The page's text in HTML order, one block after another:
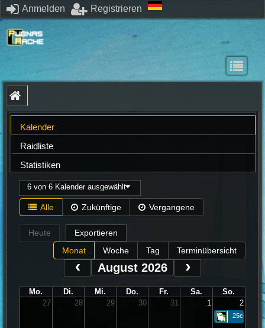
Anmelden Registrieren
Kalender
Raidliste
Statistiken
6 von 6 Kalender ausgewählt
Alle Zukünftige Vergangene
Heute
Exportieren
Monat
Woche Tag Terminübersicht
August 2026
Mo. Di. Mi. Do. Fr. Sa.
So.
27
28 29 30 31 1 2
25er